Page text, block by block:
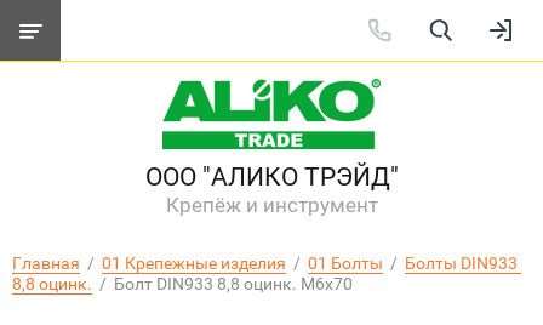
ООО "АЛИКО ТРЭЙД"
Крепёж и инструмент
Главная
  /
01 Крепежные изделия
  /
01 Болты
  /
Болты DIN933
8,8 оцинк.
  /  Болт DIN933 8,8 оцинк. M6х70